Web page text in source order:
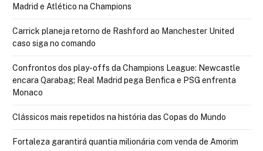
Madrid e Atlético na Champions
Carrick planeja retorno de Rashford ao Manchester United
caso siga no comando
Confrontos dos play-offs da Champions League: Newcastle
encara Qarabag; Real Madrid pega Benfica e PSG enfrenta
Monaco
Clássicos mais repetidos na história das Copas do Mundo
Fortaleza garantirá quantia milionária com venda de Amorim